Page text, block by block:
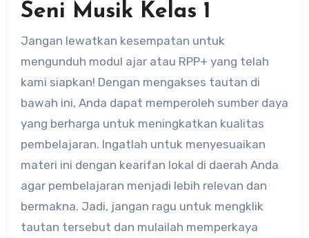
Seni Musik Kelas 1
Jangan lewatkan kesempatan untuk
mengunduh modul ajar atau RPP+ yang telah
kami siapkan! Dengan mengakses tautan di
bawah ini, Anda dapat memperoleh sumber daya
yang berharga untuk meningkatkan kualitas
pembelajaran. Ingatlah untuk menyesuaikan
materi ini dengan kearifan lokal di daerah Anda
agar pembelajaran menjadi lebih relevan dan
bermakna. Jadi, jangan ragu untuk mengklik
tautan tersebut dan mulailah memperkaya